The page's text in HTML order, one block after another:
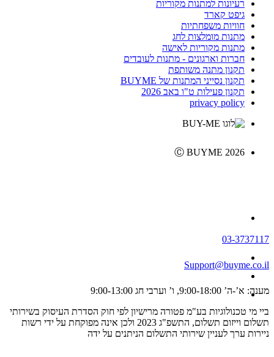
רעיונות למתנות מקוריות
גיפט קארד
חוויות משפחתיות
מתנות מומלצות לחג
מתנות מקוריות לאישה
חברות וארגונים - מתנות לעובדים
תקנון מתנה משותפת
תקנון נסייני המתנות של BUYME
תקנון פעילות ט"ו באב 2026
privacy policy
Ⓒ BUYME 2026
03-3737117
Support@buyme.co.il
מענה: א’-ה’ 9:00-18:00, ו’ וערבי חג 9:00-13:00
ביי מי טכנולוגיות בע"מ פטורה מרישיון לפי חוק הסדרת העיסוק בשירותי
תשלום וייזום תשלום, התשפ"ג 2023 ולכן אינה מפוקחת על ידי רשות
ניירות ערך לעניין שירותי התשלום הניתנים על ידה